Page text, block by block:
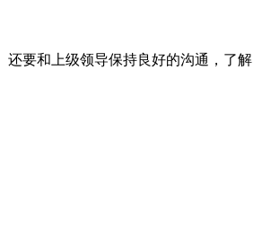
要和上级领导保持良好的沟通，了解